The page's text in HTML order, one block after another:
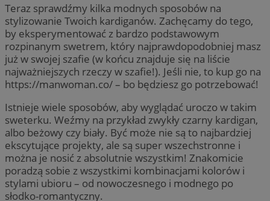
Teraz sprawdźmy kilka modnych sposobów na
stylizowanie Twoich kardiganów. Zachęcamy do tego,
by eksperymentować z bardzo podstawowym
rozpinanym swetrem, który najprawdopodobniej masz
już w swojej szafie (w końcu znajduje się na liście
najważniejszych rzeczy w szafie!). Jeśli nie, to kup go na
https://manwoman.co/ – bo będziesz go potrzebować!
Istnieje wiele sposobów, aby wyglądać uroczo w takim
sweterku. Weźmy na przykład zwykły czarny kardigan,
albo beżowy czy biały. Być może nie są to najbardziej
ekscytujące projekty, ale są super wszechstronne i
można je nosić z absolutnie wszystkim! Znakomicie
poradzą sobie z wszystkimi kombinacjami kolorów i
stylami ubioru – od nowoczesnego i modnego po
słodko-romantyczny.